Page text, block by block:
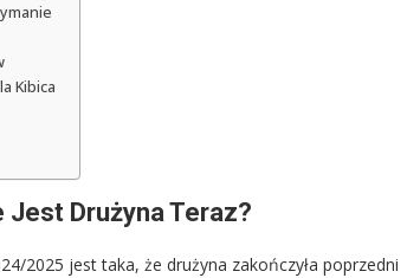
Kibica
Jest Drużyna Teraz?
2025 jest taka, że drużyna zakończyła poprzedni